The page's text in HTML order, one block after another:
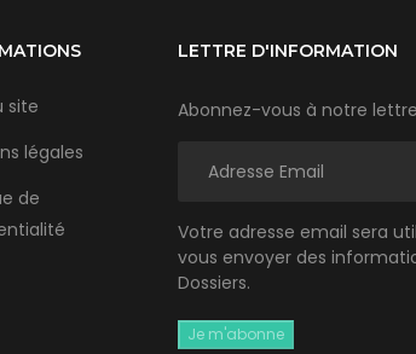
site
légales
de
LETTRE D'INFORMATION
Abonnez-vous à notre
Votre adresse email sera
vous envoyer des
Dossiers.